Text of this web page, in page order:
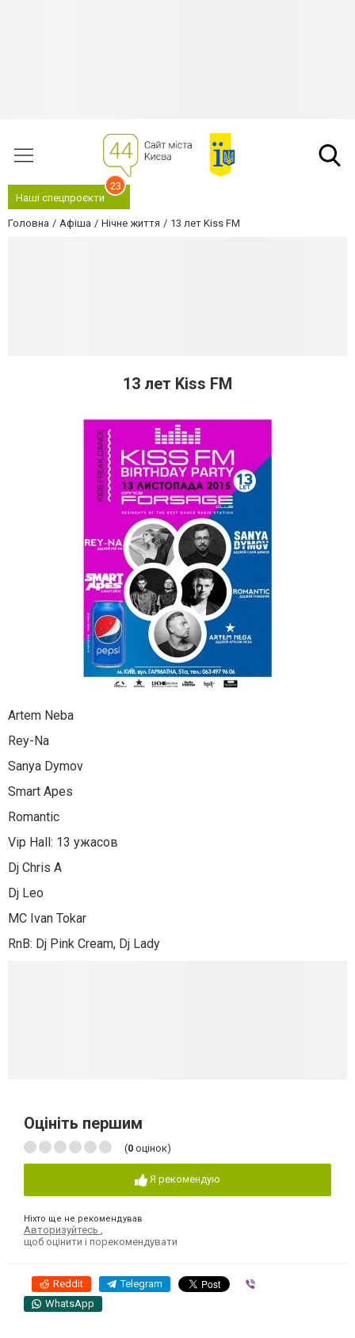
Наші спецпроєкти
23
Головна Афіша Нічне життя 13 лет Kiss FM
13 лет Kiss FM
Artem Neba
Rey-Na
Sanya Dymov
Smart Apes
Romantic
Vip Hall: 13 ужасов
Dj Chris A
Dj Leo
MC Ivan Tokar
RnB: Dj Pink Cream, Dj Lady
Оцініть першим
(0 оцінок)
Я рекомендую
Ніхто ще не рекомендував
Авторизуйтесь
щоб оцінити і порекомендувати
Reddit Telegram
WhatsApp